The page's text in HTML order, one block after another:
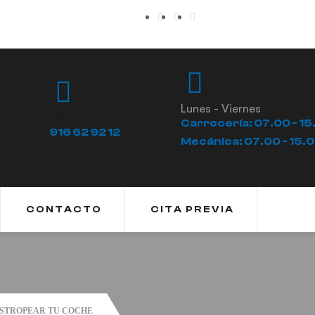
916 62 92 12
Lunes - Viernes
Carrocería: 07.00 -
Mecánica: 07.00 -
CONTACTO CITA PREVIA
TU COCHE